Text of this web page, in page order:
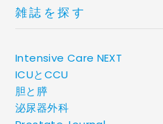
雑誌を探す
Intensive Care NEXT
ICUとCCU
胆と膵
泌尿器外科